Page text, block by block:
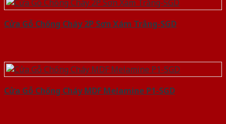
Cửa Gỗ Chống Cháy 2P Sơn Xám Trắng-SGD
Cửa Gỗ Chống Cháy MDF Melamine P1-SGD